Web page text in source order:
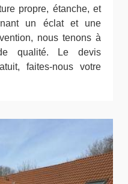
propre, étanche, et
un éclat et une
nous tenons à
qualité. Le devis
faites-nous votre